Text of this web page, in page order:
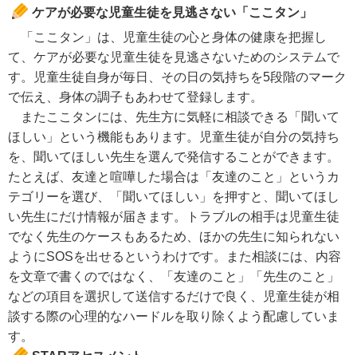
ケアが必要な児童生徒を見逃さない「ここタン」
「ここタン」は、児童生徒の心と身体の健康を把握し
て、ケアが必要な児童生徒を見逃さないためのシステムで
す。児童生徒自身が毎日、その日の気持ちを5段階のマーク
で伝え、身体の調子もあわせて登録します。
またここタンには、先生方に気軽に相談できる「聞いて
ほしい」という機能もあります。児童生徒が自分の気持ち
を、聞いてほしい先生を選んで発信することができます。
たとえば、友達と喧嘩した場合は「友達のこと」というカ
テゴリーを選び、「聞いてほしい」を押すと、聞いてほし
い先生にだけ情報が届きます。トラブルの相手は児童生徒
でなく先生のケースもあるため、ほかの先生に知られない
ようにSOSを出せるというわけです。また相談には、内容
を文章で書くのではなく、「友達のこと」「先生のこと」
などの項目を選択して送信するだけで良く、児童生徒が相
談する際の心理的なハードルを取り除くよう配慮していま
す。